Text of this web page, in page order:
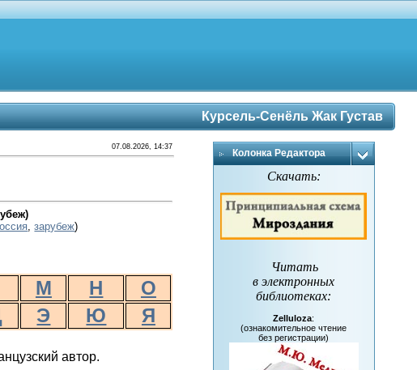
Курсель-Сенёль Жак Густав
07.08.2026, 14:37
,зарубеж)
М Н
О
Э Ю Я
автор.
Колонка Редактора
Скачать:
Читать
в электронных
библиотеках:
Zelluloza:
(ознакомительное чтение
без регистрации)